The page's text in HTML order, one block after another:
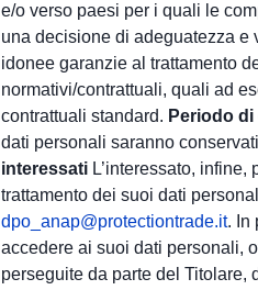
e/o verso paesi per i quali le
una decisione di adeguatezza e
idonee garanzie al trattamento
normativi/contrattuali, quali ad
contrattuali standard. Periodo
dati personali saranno
interessati L’interessato, infine,
trattamento dei suoi dati
dpo_anap@protectiontrade.it. In
accedere ai suoi dati personali,
perseguite da parte del Titolare,